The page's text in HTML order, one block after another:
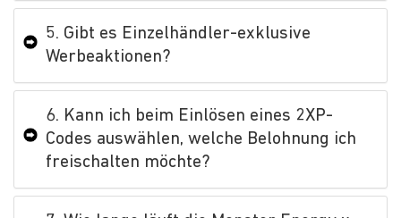
5. Gibt es Einzelhändler-exklusive
Werbeaktionen?
6. Kann ich beim Einlösen eines 2XP-
Codes auswählen, welche Belohnung ich
freischalten möchte?